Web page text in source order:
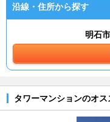
沿線・住所から探す
明石
タワーマンションのオス